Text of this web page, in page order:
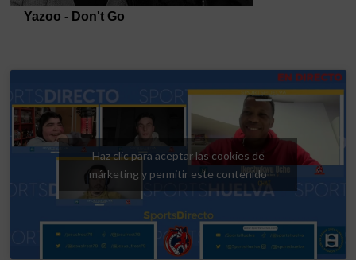
Haz clic para aceptar las cookies de
márketing y permitir este contenido